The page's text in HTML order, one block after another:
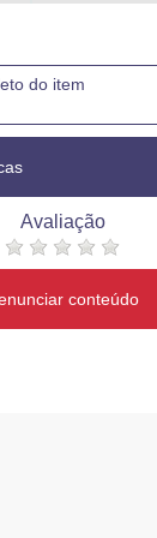
do item
Avaliação
conteúdo